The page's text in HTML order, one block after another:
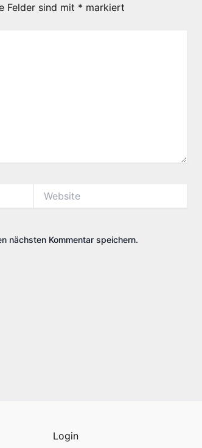
Felder sind mit * markiert
nächsten Kommentar speichern.
Login